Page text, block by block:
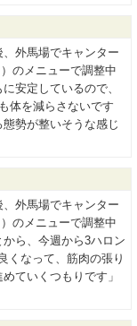
、外馬場でキャンター
のメニューで調整中
安定しているので、
体を減らさないです
勢が整いそうな感じ
、外馬場でキャンター
のメニューで調整中
ら、今週から3ハロン
くなって、筋肉の張り
ていくつもりです」